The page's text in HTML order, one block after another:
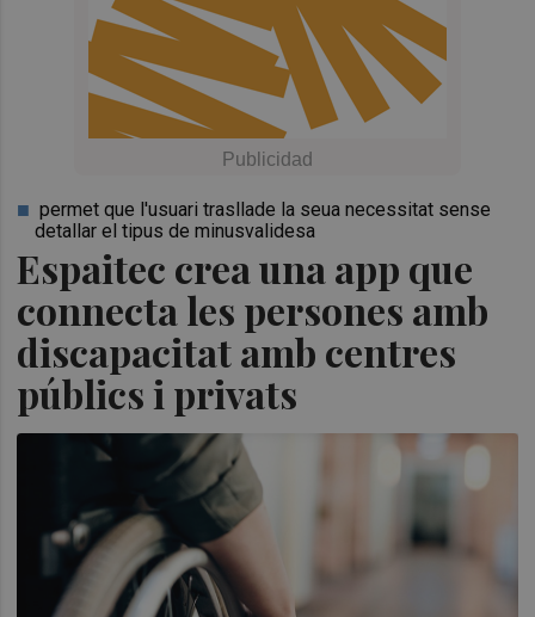
Espaitec crea una app que
connecta les persones amb
discapacitat amb centres
públics i privats
permet que l'usuari trasllade la seua necessitat sense
detallar el tipus de minusvalidesa